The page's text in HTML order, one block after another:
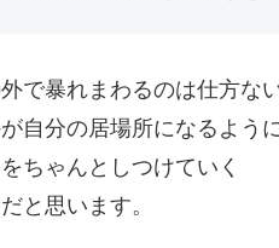
で暴れまわるのは仕方な
自分の居場所になるよう
ちゃんとしつけていく
と思います。